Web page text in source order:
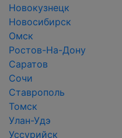
Новокузнецк
Новосибирск
Омск
Ростов-На-Дону
Саратов
Сочи
Ставрополь
Томск
Улан-Удэ
Уссурийск